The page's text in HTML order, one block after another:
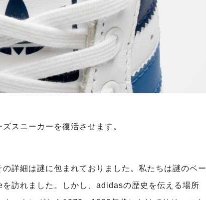
スニーカーを復活させます。
詳細は謎に包まれておりました。私たちは謎のベー
訪れました。しかし、adidasの歴史を伝える場所